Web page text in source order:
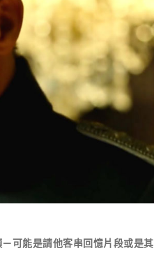
可能是請他客串回憶片段或是其